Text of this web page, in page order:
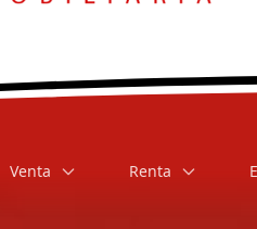
Venta Renta